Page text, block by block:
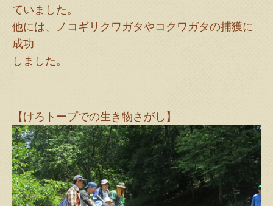
ていました。
他には、ノコギリクワガタやコクワガタの捕獲に
成功
しました。
【けろトープでの生き物さがし】